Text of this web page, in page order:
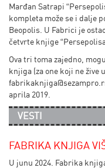
Marđan Satrapi
kompleta može se i dalje
Beopolis. U Fabrici je
četvrte knjige
Ova tri toma zajedno,
knjiga (za one koji ne žive
aprila 2019.
VESTI
FABRIKA KNJIGA
U junu 2024. Fabrika